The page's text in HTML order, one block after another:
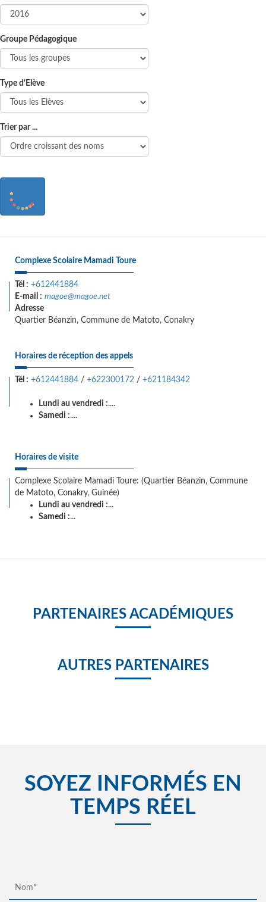
Groupe Pédagogique
Type d'Elève
Trier par ...
Complexe Scolaire Mamadi Toure
Tél : +612441884
E-mail : magoe@magoe.net
Adresse
Quartier Béanzin, Commune de Matoto, Conakry
Horaires de réception des appels
Tél : +612441884 / +622300172 / +621184342
Lundi au vendredi :....
Samedi :....
Horaires de visite
Complexe Scolaire Mamadi Toure: (Quartier Béanzin, Commune
de Matoto, Conakry, Guinée)
Lundi au vendredi :...
Samedi :...
PARTENAIRES ACADÉMIQUES
AUTRES PARTENAIRES
SOYEZ INFORMÉS EN
TEMPS RÉEL